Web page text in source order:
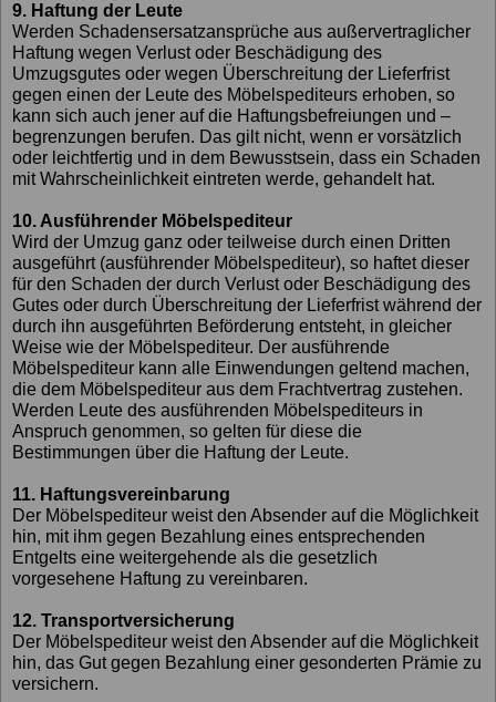
9. Haftung der Leute
Werden Schadensersatzansprüche aus außervertraglicher
Haftung wegen Verlust oder Beschädigung des
Umzugsgutes oder wegen Überschreitung der Lieferfrist
gegen einen der Leute des Möbelspediteurs erhoben, so
kann sich auch jener auf die Haftungsbefreiungen und –
begrenzungen berufen. Das gilt nicht, wenn er vorsätzlich
oder leichtfertig und in dem Bewusstsein, dass ein Schaden
mit Wahrscheinlichkeit eintreten werde, gehandelt hat.
10. Ausführender Möbelspediteur
Wird der Umzug ganz oder teilweise durch einen Dritten
ausgeführt (ausführender Möbelspediteur), so haftet dieser
für den Schaden der durch Verlust oder Beschädigung des
Gutes oder durch Überschreitung der Lieferfrist während der
durch ihn ausgeführten Beförderung entsteht, in gleicher
Weise wie der Möbelspediteur. Der ausführende
Möbelspediteur kann alle Einwendungen geltend machen,
die dem Möbelspediteur aus dem Frachtvertrag zustehen.
Werden Leute des ausführenden Möbelspediteurs in
Anspruch genommen, so gelten für diese die
Bestimmungen über die Haftung der Leute.
11. Haftungsvereinbarung
Der Möbelspediteur weist den Absender auf die Möglichkeit
hin, mit ihm gegen Bezahlung eines entsprechenden
Entgelts eine weitergehende als die gesetzlich
vorgesehene Haftung zu vereinbaren.
12. Transportversicherung
Der Möbelspediteur weist den Absender auf die Möglichkeit
hin, das Gut gegen Bezahlung einer gesonderten Prämie zu
versichern.